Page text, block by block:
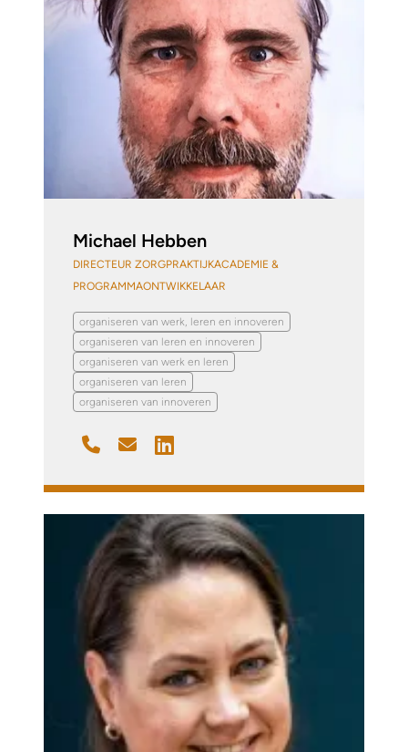
Michael Hebben
DIRECTEUR ZORGPRAKTIJKACADEMIE &
PROGRAMMAONTWIKKELAAR
organiseren van werk, leren en innoveren
organiseren van leren en innoveren
organiseren van werk en leren
organiseren van leren
organiseren van innoveren